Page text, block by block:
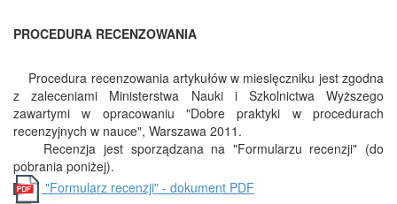
PROCEDURA RECENZOWANIA
Procedura recenzowania artykułów w miesięczniku jest zgodna
z zaleceniami Ministerstwa Nauki i Szkolnictwa Wyższego
zawartymi w opracowaniu "Dobre praktyki w procedurach
recenzyjnych w nauce", Warszawa 2011.
Recenzja jest sporządzana na "Formularzu recenzji" (do
pobrania poniżej).
"Formularz recenzji" - dokument PDF